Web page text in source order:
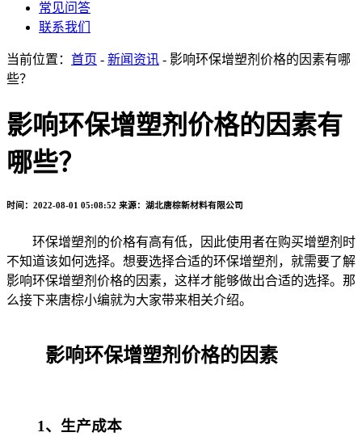
常见问答
联系我们
当前位置： 首页 - 新闻资讯 - 影响环保增塑剂价格的因素有哪
些？
影响环保增塑剂价格的因素有
哪些？
时间：2022-08-01 05:08:52 来源：湖北唐棕新材料有限公司
环保增塑剂的价格有高有低，因此使用者在购买增塑剂时
不知道该如何选择。想要选择合适的环保增塑剂，就需要了解
影响环保增塑剂价格的因素，这样才能够做出合适的选择。那
么接下来唐棕小编就为大家带来相关介绍。
影响环保增塑剂价格的因素
1、生产成本